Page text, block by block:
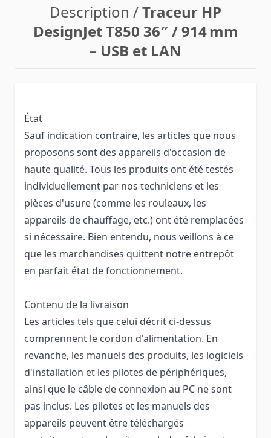
Description /Traceur HP
DesignJet T850 36″ / 914 mm
– USB et LAN
État
Sauf indication contraire, les articles que nous
proposons sont des appareils d'occasion de
haute qualité. Tous les produits ont été testés
individuellement par nos techniciens et les
pièces d'usure (comme les rouleaux, les
appareils de chauffage, etc.) ont été remplacées
si nécessaire. Bien entendu, nous veillons à ce
que les marchandises quittent notre entrepôt
en parfait état de fonctionnement.
Contenu de la livraison
Les articles tels que celui décrit ci-dessus
comprennent le cordon d'alimentation. En
revanche, les manuels des produits, les logiciels
d'installation et les pilotes de périphériques,
ainsi que le câble de connexion au PC ne sont
pas inclus. Les pilotes et les manuels des
appareils peuvent être téléchargés